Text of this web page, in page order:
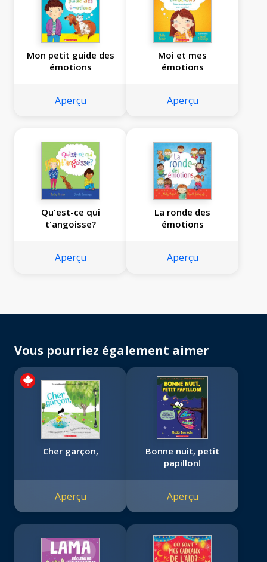
Mon petit guide des
émotions
Aperçu
Moi et mes
émotions
Aperçu
Qu'est-ce qui
t'angoisse?
Aperçu
La ronde des
émotions
Aperçu
Vous pourriez également aimer
Cher garçon,
Aperçu
Bonne nuit, petit
papillon!
Aperçu